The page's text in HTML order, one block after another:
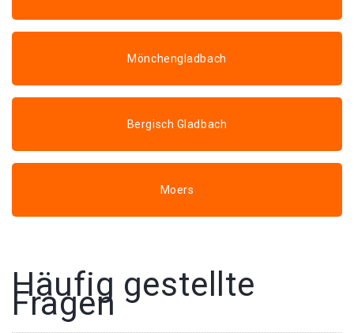
Mönchengladbach
Bergisch Gladbach
Moers
Häufig gestellte
Fragen